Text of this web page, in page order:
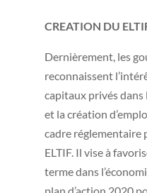
CREATION DU
Dernièrement, les
reconnaissent
capitaux privés dans
et la création
cadre réglementaire
ELTIF. Il vise à
terme dans
plan d’action 2020